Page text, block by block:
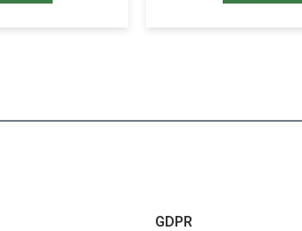
GDPR